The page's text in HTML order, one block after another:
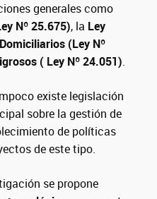
generales como
Nº 25.675), la Ley
(Ley Nº
( Ley Nº 24.051).
existe legislación
sobre la gestión de
de políticas
de este tipo.
se propone